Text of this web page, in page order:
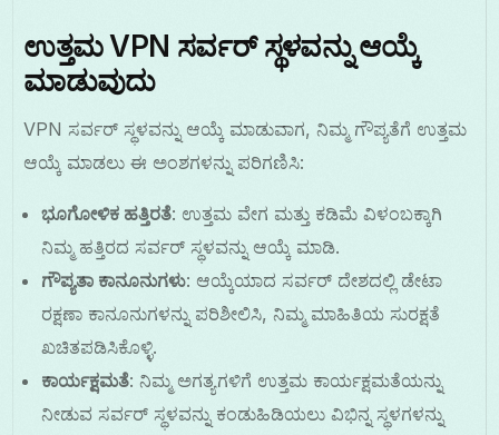
ಉತ್ತಮ VPN ಸರ್ವರ್ ಸ್ಥಳವನ್ನು ಆಯ್ಕೆ
ಮಾಡುವುದು
VPN ಸರ್ವರ್ ಸ್ಥಳವನ್ನು ಆಯ್ಕೆ ಮಾಡುವಾಗ, ನಿಮ್ಮ ಗೌಪ್ಯತೆಗೆ ಉತ್ತಮ
ಆಯ್ಕೆ ಮಾಡಲು ಈ ಅಂಶಗಳನ್ನು ಪರಿಗಣಿಸಿ:
ಭೂಗೋಳಿಕ ಹತ್ತಿರತೆ: ಉತ್ತಮ ವೇಗ ಮತ್ತು ಕಡಿಮೆ ವಿಳಂಬಕ್ಕಾಗಿ
ನಿಮ್ಮ ಹತ್ತಿರದ ಸರ್ವರ್ ಸ್ಥಳವನ್ನು ಆಯ್ಕೆ ಮಾಡಿ.
ಗೌಪ್ಯತಾ ಕಾನೂನುಗಳು: ಆಯ್ಕೆಯಾದ ಸರ್ವರ್ ದೇಶದಲ್ಲಿ ಡೇಟಾ
ರಕ್ಷಣಾ ಕಾನೂನುಗಳನ್ನು ಪರಿಶೀಲಿಸಿ, ನಿಮ್ಮ ಮಾಹಿತಿಯ ಸುರಕ್ಷತೆ
ಖಚಿತಪಡಿಸಿಕೊಳ್ಳಿ.
ಕಾರ್ಯಕ್ಷಮತೆ: ನಿಮ್ಮ ಅಗತ್ಯಗಳಿಗೆ ಉತ್ತಮ ಕಾರ್ಯಕ್ಷಮತೆಯನ್ನು
ನೀಡುವ ಸರ್ವರ್ ಸ್ಥಳವನ್ನು ಕಂಡುಹಿಡಿಯಲು ವಿಭಿನ್ನ ಸ್ಥಳಗಳನ್ನು